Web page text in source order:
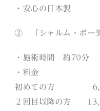
・安心の日本製
② 『シャルム・ボー
・施術時間 約70分
・料金
初めての方
２回目以降の方